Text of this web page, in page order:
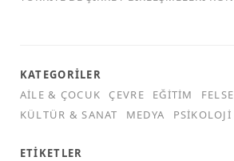
KATEGORILER
AILE & ÇOCUK
ÇEVRE EĞITIM
KÜLTÜR & SANAT
MEDYA PSIKOLOJI
ETIKETLER